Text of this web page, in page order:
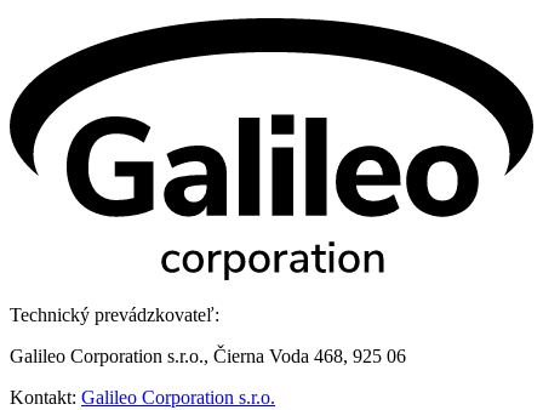
Technický prevádzkovateľ:
Galileo Corporation s.r.o., Čierna Voda 468, 925 06
Kontakt: Galileo Corporation s.r.o.